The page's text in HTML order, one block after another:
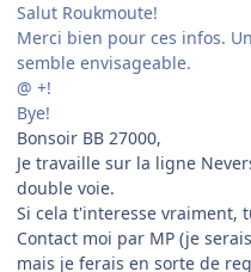
Salut Roukmoute!
Merci bien pour ces infos.
semble envisageable.
@ +!
Bye!
Bonsoir BB 27000,
Je travaille sur la ligne
double voie.
Si cela t'interesse vraiment,
Contact moi par MP (je
mais je ferais en sorte de